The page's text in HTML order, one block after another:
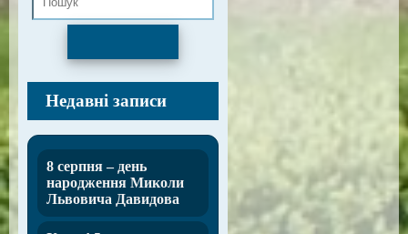
Недавні записи
8 серпня – день
народження Миколи
Львовича Давидова